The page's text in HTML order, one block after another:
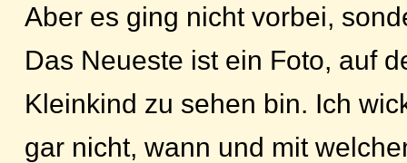
Aber es ging nicht vorbei,
Das Neueste ist ein Foto, auf
Kleinkind zu sehen bin. Ich
gar nicht, wann und mit